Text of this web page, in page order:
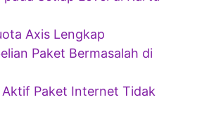
Axis Lengkap
Paket Bermasalah di
Aktif Paket Internet Tidak